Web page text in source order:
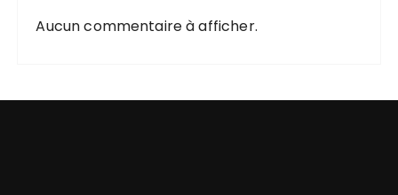
Aucun commentaire à afficher.